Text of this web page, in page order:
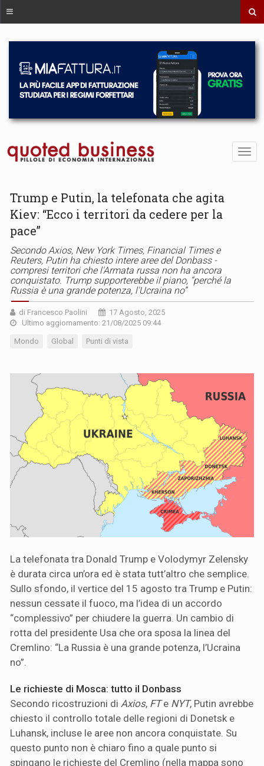
Trump e Putin, la telefonata che agita
Kiev: “Ecco i territori da cedere per la
pace”
Secondo Axios, New York Times, Financial Times e
Reuters, Putin ha chiesto intere aree del Donbass -
compresi territori che l'Armata russa non ha ancora
conquistato. Trump supporterebbe il piano, “perché la
Russia è una grande potenza, l'Ucraina no”
di Francesco Paolini
17 Agosto, 2025
Ultimo aggiornamento: 21/08/2025 09:44
Mondo Global Punti di vista
La telefonata tra Donald Trump e Volodymyr Zelensky
è durata circa un’ora ed è stata tutt’altro che semplice.
Sullo sfondo, il vertice del 15 agosto tra Trump e Putin:
nessun cessate il fuoco, ma l’idea di un accordo
“complessivo” per chiudere la guerra. Un cambio di
rotta del presidente Usa che ora sposa la linea del
Cremlino: “La Russia è una grande potenza, l’Ucraina
no”.
Le richieste di Mosca: tutto il Donbass
Secondo ricostruzioni di Axios, FTe NYT, Putin avrebbe
chiesto il controllo totale delle regioni di Donetsk e
Luhansk, incluse le aree non ancora conquistate. Su
questo punto non è chiaro fino a quale punto si
spingano le richieste del Cremlino (nella mappa sono